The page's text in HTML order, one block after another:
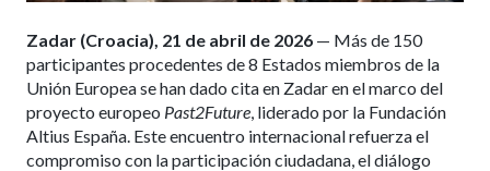
Zadar (Croacia), 21 de abril de 2026 — Más de 150
participantes procedentes de 8 Estados miembros de la
Unión Europea se han dado cita en Zadar en el marco del
proyecto europeo Past2Future , liderado por la Fundación
Altius España. Este encuentro internacional refuerza el
compromiso con la participación ciudadana, el diálogo